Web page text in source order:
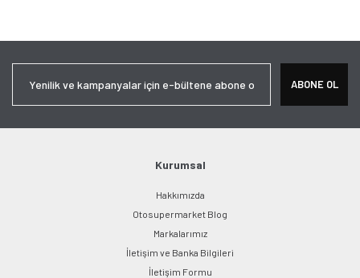
ABONE OL
Kurumsal
Hakkımızda
Otosupermarket Blog
Markalarımız
İletişim ve Banka Bilgileri
İletişim Formu